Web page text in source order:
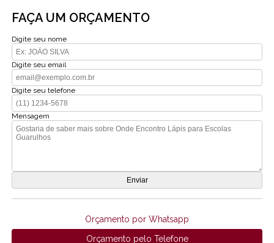
FAÇA UM ORÇAMENTO
Digite seu nome
Digite seu email
Digite seu telefone
Mensagem
Orçamento por Whatsapp
Orçamento pelo Telefone